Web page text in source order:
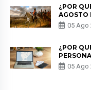
¿POR
AGOSTO
05 Ago
¿POR
PARA05 Ago